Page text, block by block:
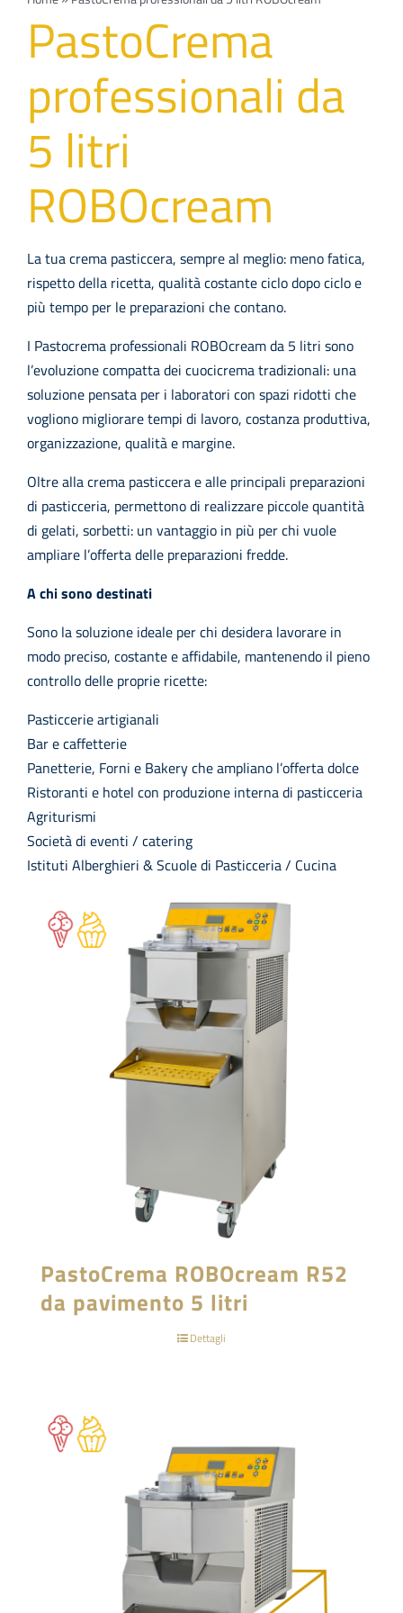
Contatti
EVENTI
FAQs
PastoCrema
professionali da
5 litri
ROBOcream
La tua crema pasticcera, sempre al meglio: meno fatica,
rispetto della ricetta, qualità costante ciclo dopo ciclo e
più tempo per le preparazioni che contano.
I Pastocrema professionali ROBOcream da 5 litri sono
l’evoluzione compatta dei cuocicrema tradizionali: una
soluzione pensata per i laboratori con spazi ridotti che
vogliono migliorare tempi di lavoro, costanza produttiva,
organizzazione, qualità e margine.
Oltre alla crema pasticcera e alle principali preparazioni
di pasticceria, permettono di realizzare piccole quantità
di gelati, sorbetti: un vantaggio in più per chi vuole
ampliare l’offerta delle preparazioni fredde.
A chi sono destinati
Sono la soluzione ideale per chi desidera lavorare in
modo preciso, costante e affidabile, mantenendo il pieno
controllo delle proprie ricette:
Pasticcerie artigianali
Bar e caffetterie
Panetterie, Forni e Bakery che ampliano l’offerta dolce
Ristoranti e hotel con produzione interna di pasticceria
Agriturismi
Società di eventi / catering
Istituti Alberghieri & Scuole di Pasticceria / Cucina
PastoCrema ROBOcream R52
da pavimento 5 litri
Dettagli